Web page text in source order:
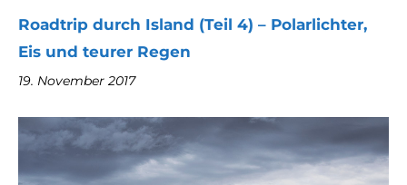
Roadtrip durch Island (Teil 4) – Polarlichter,
Eis und teurer Regen
19. November 2017